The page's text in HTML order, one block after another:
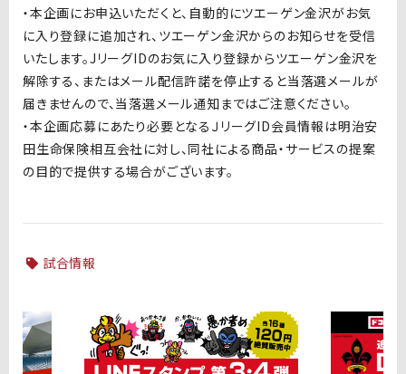
・本企画にお申込いただくと、自動的にツエーゲン金沢がお気
に入り登録に追加され、ツエーゲン金沢からのお知らせを受信
いたします。J リーグIDのお気に入り登録からツエーゲン金沢を
解除する、またはメール配信許諾を停止すると当落選メールが
届きませんので、当落選メール通知まではご注意ください。
・本企画応募にあたり必要となるＪリーグID会員情報は明治安
田生命保険相互会社に対し、同社による商品・サービスの提案
の目的で提供する場合がございます。
試合情報